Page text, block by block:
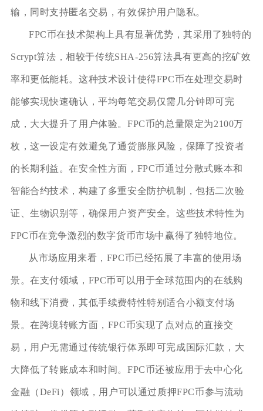
输，同时支持匿名交易，有效保护用户隐私。
FPC币在技术架构上具有显著优势，其采用了独特的
Scrypt算法，相较于传统SHA-256算法具有更高的挖矿效
率和更低能耗。这种技术设计使得FPC币在处理交易时
能够实现快速确认，平均每笔交易仅需几分钟即可完
成，大大提升了用户体验。FPC币的总量限定为2100万
枚，这一设定有效避免了通货膨胀风险，保障了投资者
的长期利益。在安全性方面，FPC币通过分散式账本和
智能合约技术，构建了多重安全防护机制，包括二次验
证、生物识别等，确保用户资产安全。这些技术特性为
FPC币在竞争激烈的数字货币市场中赢得了独特地位。
从市场应用来看，FPC币已经拓展了丰富的使用场
景。在支付领域，FPC币可以用于全球范围内的在线购
物和线下消费，其低手续费特性特别适合小额支付场
景。在跨境转账方面，FPC币实现了点对点的直接交
易，用户无需通过传统银行体系即可完成国际汇款，大
大降低了转账成本和时间。FPC币还被应用于去中心化
金融（DeFi）领域，用户可以通过质押FPC币参与流动